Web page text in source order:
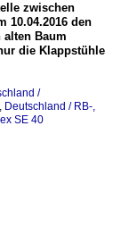
zwischen
10.04.2016 den
alten Baum
die Klappstühle
/
, Deutschland / RB-,
SE 40